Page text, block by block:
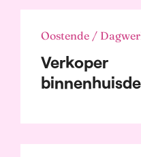
Oostende /
Verkoper